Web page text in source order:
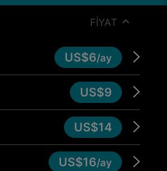
FIYAT
US$6/ay
US$9
US$14
US$16/ay